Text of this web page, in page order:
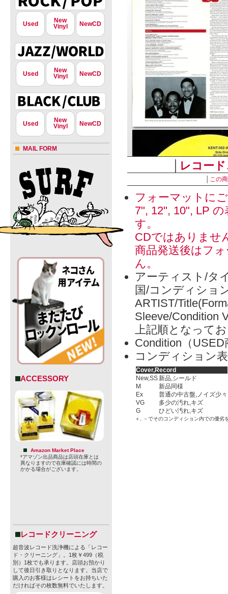
Used
New
Vinyl
NewCD
Used
New
Vinyl
NewCD
Used
New
Vinyl
NewCD
MAIL FORM
ACCESSORY
Amazon Market Place
*アマゾン出品商品は店頭在庫とは
異なりますので在庫確認には時間の
かかる場合がございます。
レコードクリーニング
超音波レコード洗浄機による「レコー
ド・クリーニング」。1枚￥499（税
別）1枚でも承ります。店頭お預かり
して後日引き取りとなります。当店で
購入のお客様はレシートをお持ちいた
だければその枚数無料でいたします。
レコー
この
フォーマットに
7", 12", 10", LP
す。
CDではありませ
商品発送後はフ
ん。
アーティスト/タ
国/コンディショ
ARTIST/
Sleeve/Condition
上記順となって
Condition（
コンディション
Cover,Record
New,SS新品,シールド
M
新品同様
Ex
普通の中古盤,ノイズ少々
VG
多少の汚れ,キズ
G
ひどい汚れ,キズ
＋, －でそのコンディション内での優劣